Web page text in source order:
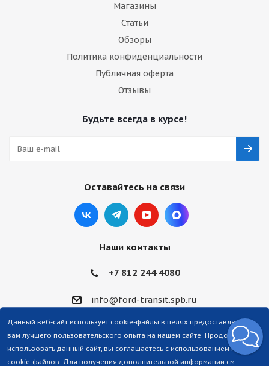
Магазины
Статьи
Обзоры
Политика конфиденциальности
Публичная оферта
Отзывы
Будьте всегда в курсе!
Оставайтесь на связи
Наши контакты
+7 812 244 4080
info@ford-transit.spb.ru
Данный веб-сайт использует cookie-файлы в целях предоставления
вам лучшего пользовательского опыта на нашем сайте. Продолжая
использовать данный сайт, вы соглашаетесь с использованием нами
cookie-файлов. Для получения дополнительной информации см.